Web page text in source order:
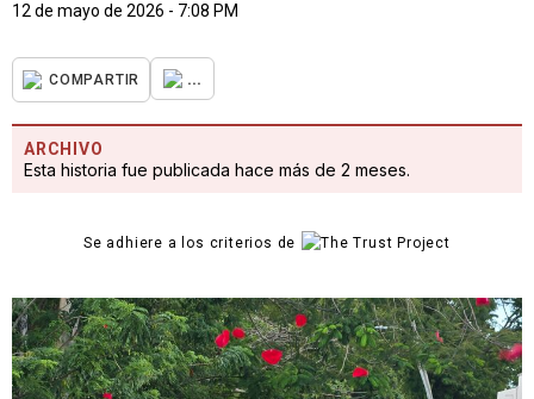
12 de mayo de 2026 - 7:08 PM
COMPARTIR ...
ARCHIVO
Esta historia fue publicada hace más de 2 meses.
Se adhiere a los criterios de